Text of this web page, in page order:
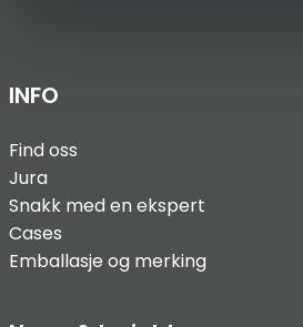
INFO
Find oss
Jura
Snakk med en ekspert
Cases
Emballasje og merking